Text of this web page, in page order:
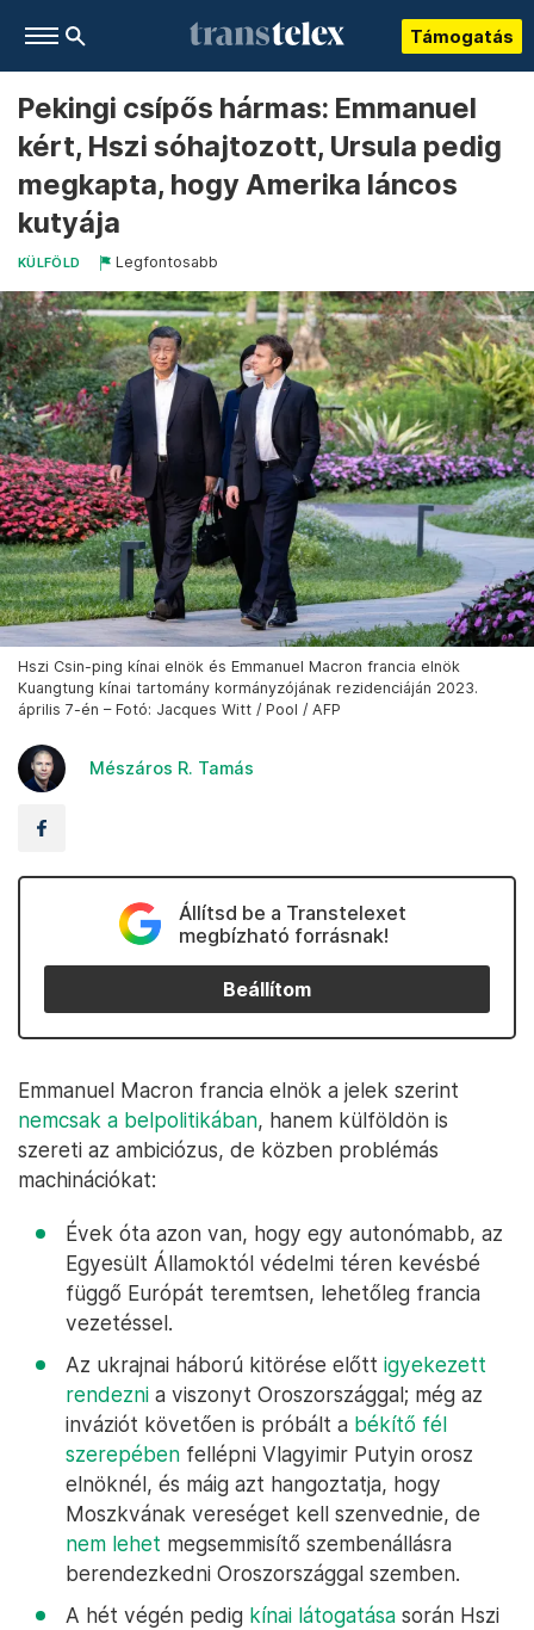
Támogatás
Pekingi csípős hármas: Emmanuel
kért, Hszi sóhajtozott, Ursula pedig
megkapta, hogy Amerika láncos
kutyája
KÜLFÖLD Legfontosabb
Hszi Csin-ping kínai elnök és Emmanuel Macron francia elnök
Kuangtung kínai tartomány kormányzójának rezidenciáján 2023.
április 7-én – Fotó: Jacques Witt / Pool / AFP
Mészáros R. Tamás
Állítsd be a Transtelexet
megbízható forrásnak!
Beállítom
Emmanuel Macron francia elnök a jelek szerint
nemcsak a belpolitikában, hanem külföldön is
szereti az ambiciózus, de közben problémás
machinációkat:
Évek óta azon van, hogy egy autonómabb, az
Egyesült Államoktól védelmi téren kevésbé
függő Európát teremtsen, lehetőleg francia
vezetéssel.
Az ukrajnai háború kitörése előtt igyekezett
rendezni a viszonyt Oroszországgal; még az
inváziót követően is próbált a békítő fél
szerepében fellépni Vlagyimir Putyin orosz
elnöknél, és máig azt hangoztatja, hogy
Moszkvának vereséget kell szenvednie, de
nem lehet megsemmisítő szembenállásra
berendezkedni Oroszországgal szemben.
A hét végén pedig kínai látogatása során Hszi